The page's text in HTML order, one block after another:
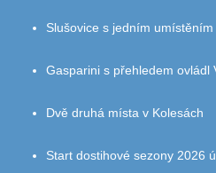
Slušovice s jedním umístěním
Gasparini s přehledem ovládl
Dvě druhá místa v Kolesách
Start dostihové sezony 2026